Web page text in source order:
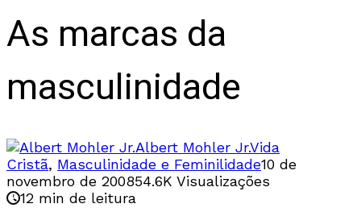
As marcas da
masculinidade
Albert Mohler Jr.Vida
Cristã, Masculinidade e Feminilidade10 de
novembro de 200854.6K Visualizações
12 min de leitura